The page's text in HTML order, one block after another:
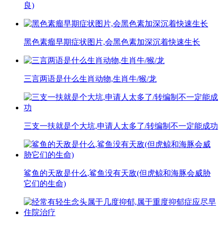
良)
黑色素瘤早期症状图片,会黑色素加深沉着快速生长
三言两语是什么生肖动物,生肖牛/猴/龙
三支一扶就是个大坑,申请人太多了/转编制不一定能成功
鲨鱼的天敌是什么,鲨鱼没有天敌(但虎鲸和海豚会威胁
它们的生命)